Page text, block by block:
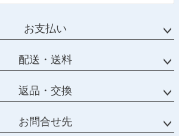
お支払い
配送・送料
返品・交換
お問合せ先